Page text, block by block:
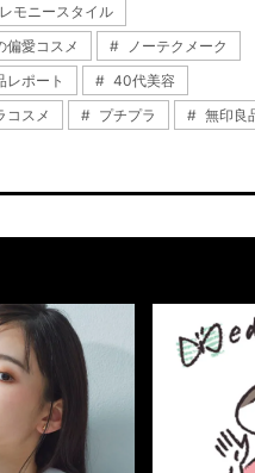
モニースタイル
偏愛コスメ
ノーテクメーク
レポート
40代美容
コスメ
プチプラ
無印良